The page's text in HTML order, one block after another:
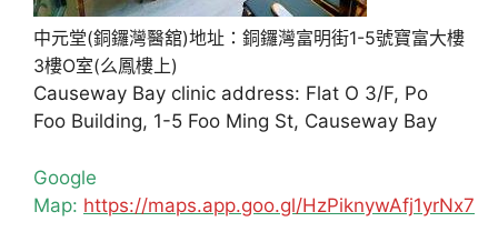
中元堂(銅鑼灣醫舘)地址：銅鑼灣富明街1-5號寶富大樓
3樓O室(么鳳樓上)
Causeway Bay clinic address: Flat O 3/F, Po
Foo Building, 1-5 Foo Ming St, Causeway Bay
Google
Map: https://maps.app.goo.gl/HzPiknywAfj1yrNx7